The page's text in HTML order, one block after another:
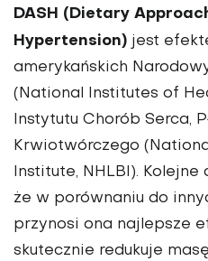
DASH (Dietary
Hypertension) jest
amerykańskich
(National Institutes of
Instytutu Chorób Serca,
Krwiotwórczego
Institute, NHLBI). Kolejne
że w porównaniu do
przynosi ona najlep­sze
skutecznie redukuje